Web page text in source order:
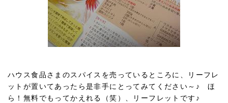
ハウス食品さまのスパイスを売っているところに、リーフレ
ットが置いてあったら是非手にとってみてください～♪ ほ
ら！無料でもってかえれる（笑）、リーフレットです♪